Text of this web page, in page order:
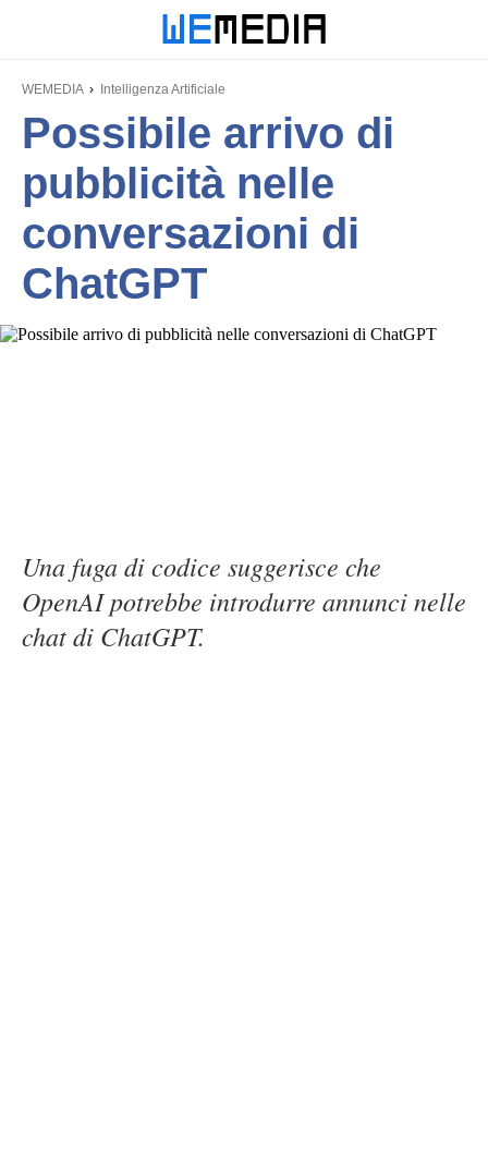
WEMEDIA Intelligenza Artificiale
Possibile arrivo di
pubblicità nelle
conversazioni di
ChatGPT
Una fuga di codice suggerisce che
OpenAI potrebbe introdurre annunci nelle
chat di ChatGPT.